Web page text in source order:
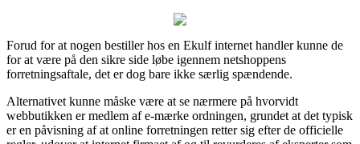
Forud for at nogen bestiller hos en Ekulf internet handler kunne de
for at være på den sikre side løbe igennem netshoppens
forretningsaftale, det er dog bare ikke særlig spændende.
Alternativet kunne måske være at se nærmere på hvorvidt
webbutikken er medlem af e-mærke ordningen, grundet at det typisk
er en påvisning af at online forretningen retter sig efter de officielle